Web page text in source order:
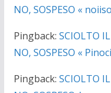
NO, SOSPESO «
Pingback: SCIOLTO
NO, SOSPESO «
Pingback: SCIOLTO